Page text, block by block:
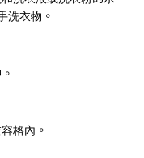
洗衣物。
格內。